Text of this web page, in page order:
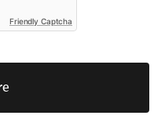
Friendly Captcha